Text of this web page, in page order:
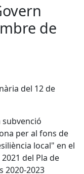
de
del 12 de
per al fons de
local" en el
del Pla de
2020-2023